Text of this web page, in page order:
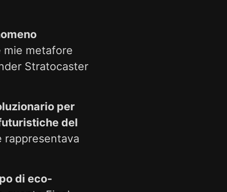
mie metafore
Stratocaster
per
del
rappresentava
di eco-